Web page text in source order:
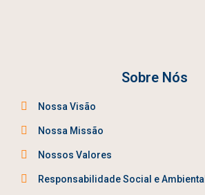
Sobre Nós
Nossa Visão
Nossa Missão
Nossos Valores
Responsabilidade Social e Ambiental